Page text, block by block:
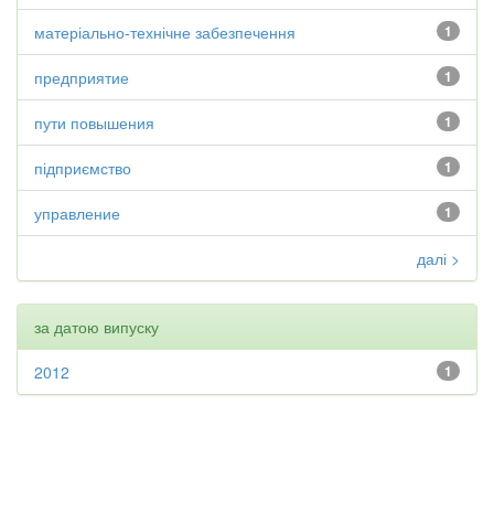
1
матеріально-технічне забезпечення
1
предприятие
1
пути повышения
1
підприємство
1
управление
далі >
за датою випуску
1
2012